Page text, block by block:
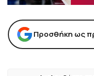
Προσθήκη ως